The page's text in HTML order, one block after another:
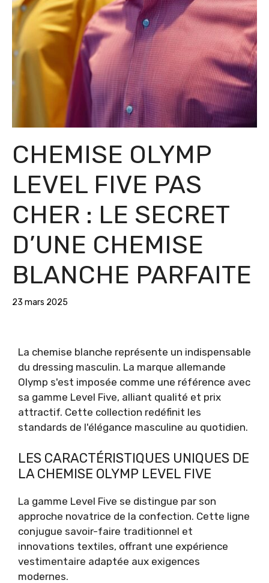
CHEMISE OLYMP
LEVEL FIVE PAS
CHER : LE SECRET
D’UNE CHEMISE
BLANCHE PARFAITE
23 mars 2025
La chemise blanche représente un indispensable
du dressing masculin. La marque allemande
Olymp s'est imposée comme une référence avec
sa gamme Level Five, alliant qualité et prix
attractif. Cette collection redéfinit les
standards de l'élégance masculine au quotidien.
LES CARACTÉRISTIQUES UNIQUES DE
LA CHEMISE OLYMP LEVEL FIVE
La gamme Level Five se distingue par son
approche novatrice de la confection. Cette ligne
conjugue savoir-faire traditionnel et
innovations textiles, offrant une expérience
vestimentaire adaptée aux exigences
modernes.